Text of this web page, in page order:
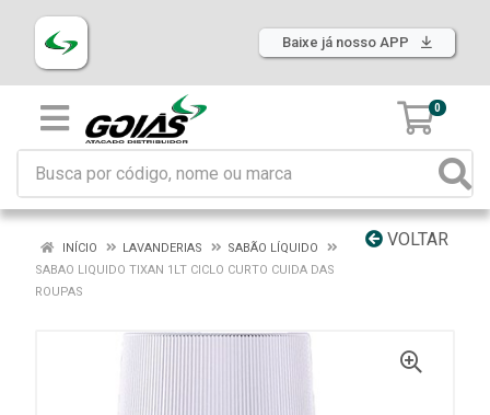
Baixe já nosso APP
0
VOLTAR
INÍCIO LAVANDERIAS
SABÃO LÍQUIDO
SABAO LIQUIDO TIXAN 1LT CICLO CURTO CUIDA DAS
ROUPAS